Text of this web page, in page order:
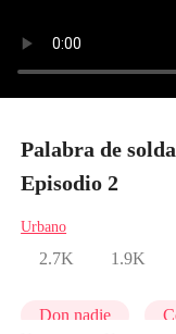
Palabra de
Episodio 2
Urbano
2.7K 1.9K
Don nadie